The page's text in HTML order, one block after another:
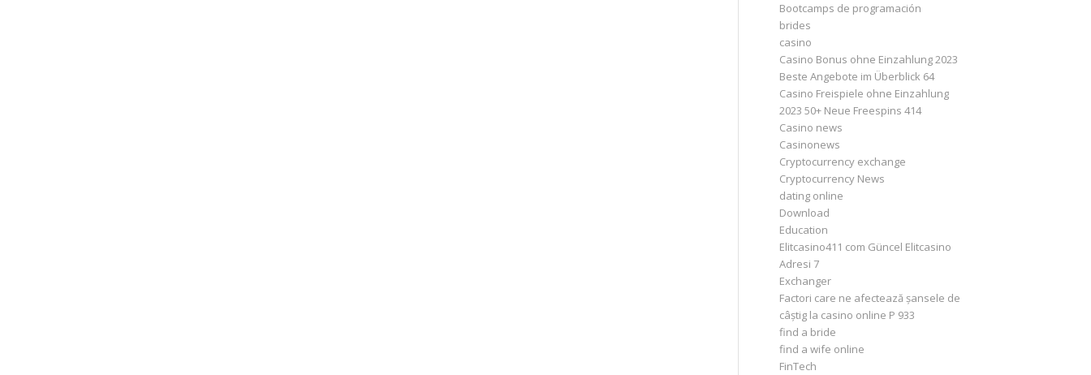
Bootcamps de programación
brides
casino
Casino Bonus ohne Einzahlung 2023 ️
Beste Angebote im Überblick 64
Casino Freispiele ohne Einzahlung
2023 50+ Neue Freespins 414
Casino news
Casinonews
Cryptocurrency exchange
Cryptocurrency News
dating online
Download
Education
Elitcasino411 com Güncel Elitcasino
Adresi 7
Exchanger
Factori care ne afectează șansele de
câștig la casino online P 933
find a bride
find a wife online
FinTech